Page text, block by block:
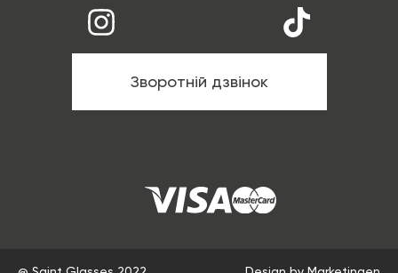
Зворотній дзвінок